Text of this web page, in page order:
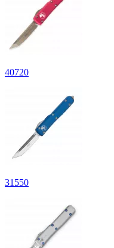
40720
31 550